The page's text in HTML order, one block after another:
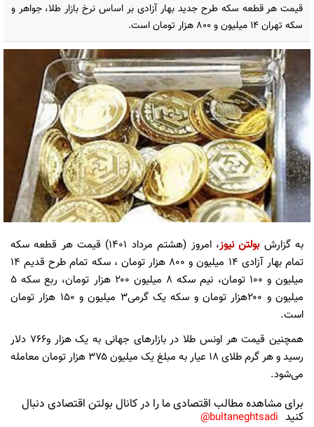
قیمت هر قطعه سکه طرح جدید بهار آزادی بر اساس نرخ بازار طلا، جواهر و
سکه تهران ۱۴ میلیون و ۸۰۰ هزار تومان است.
به گزارشبولتن نیوز
، امروز (هشتم مرداد ۱۴۰۱) قیمت هر قطعه سکه
تمام بهار آزادی ۱۴ میلیون و ۸۰۰ هزار تومان ، سکه تمام طرح قدیم ۱۴
میلیون و ۱۰۰ تومان، نیم سکه ۸ میلیون ۲۰۰ هزار تومان، ربع سکه ۵
میلیون و ۲۰۰هزار تومان و سکه یک گرمی۳ میلیون و ۱۵۰ هزار تومان
است.
همچنین قیمت هر اونس طلا در بازار‌های جهانی به یک هزار و۷۶۶ دلار
رسید و هر گرم طلای ۱۸ عیار به مبلغ یک میلیون ۳۷۵ هزار تومان معامله
می‌شود.
برای مشاهده مطالب اقتصادی ما را در کانال بولتن اقتصادی دنبال
کنید bultaneghtsadi@